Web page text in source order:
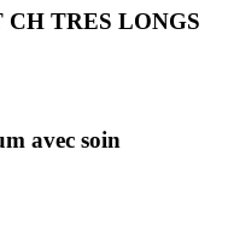
TRES LONGS
avec soin